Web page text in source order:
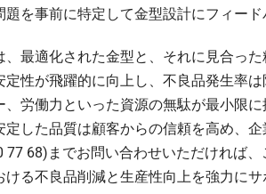
を事前に特定して金型設計にフィード
、最適化された金型と、それに見合っ
定性が飛躍的に向上し、不良品発生率
、労働力といった資源の無駄が最小限
した品質は顧客からの信頼を高め、
77 68)までお問い合わせいただければ
る不良品削減と生産性向上を強力にサ